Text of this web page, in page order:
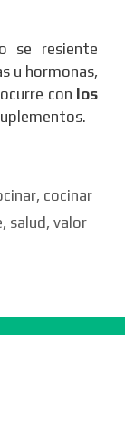
se resiente
u hormonas,
con los
, cocinar
, salud , valor